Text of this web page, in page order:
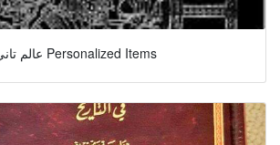
عالم تاني Personalized Items